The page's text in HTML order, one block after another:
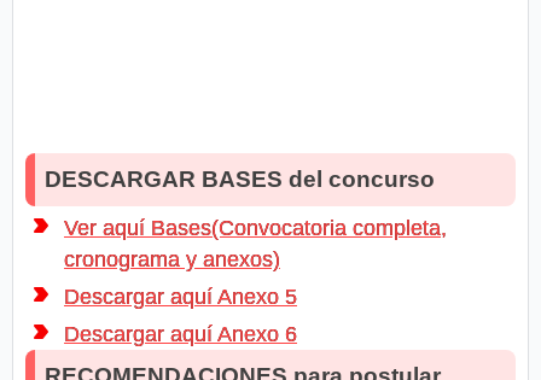
DESCARGAR BASES del concurso
Ver aquí Bases(Convocatoria completa,
cronograma y anexos)
Descargar aquí Anexo 5
Descargar aquí Anexo 6